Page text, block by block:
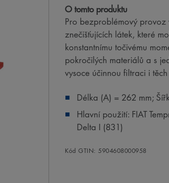
O tomto produktu
Pro bezproblémový provoz
znečišťujících látek, které
konstantnímu točivému
pokročilých materiálů a s
vysoce účinnou filtraci i
Délka (A) = 262 mm;
Hlavní použití: FIAT
Delta I (831)
Kód GTIN: 5904608000958